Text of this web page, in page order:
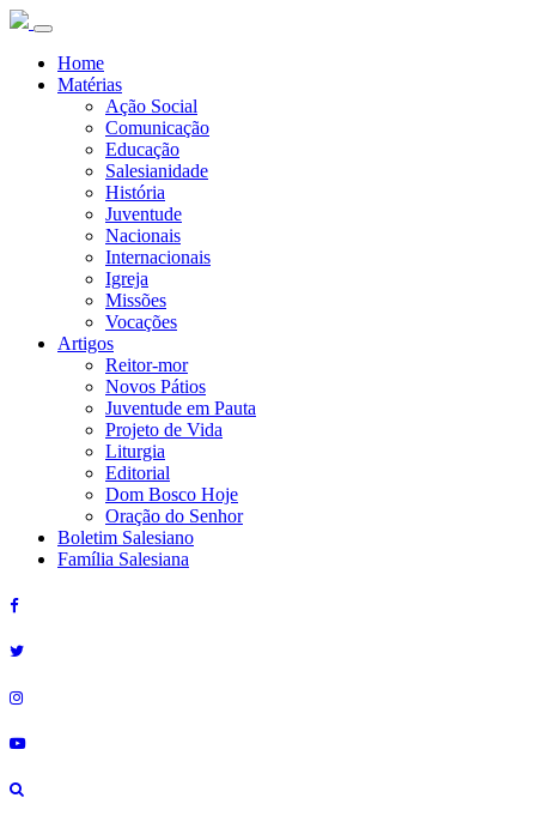
Home
Matérias
Ação Social
Comunicação
Educação
Salesianidade
História
Juventude
Nacionais
Internacionais
Igreja
Missões
Vocações
Artigos
Reitor-mor
Novos Pátios
Juventude em Pauta
Projeto de Vida
Liturgia
Editorial
Dom Bosco Hoje
Oração do Senhor
Boletim Salesiano
Família Salesiana